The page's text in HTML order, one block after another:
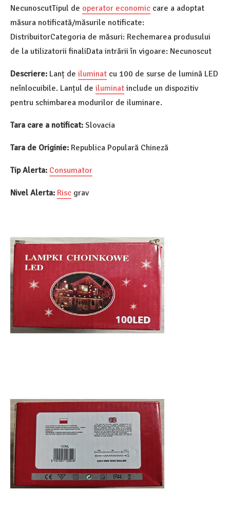
NecunoscutTipul de operator economic care a adoptat
măsura notificată/măsurile notificate:
DistribuitorCategoria de măsuri: Rechemarea produsului
de la utilizatorii finaliData intrării în vigoare: Necunoscut
Descriere: Lanț de iluminat cu 100 de surse de lumină LED
neînlocuibile. Lanțul de iluminat include un dispozitiv
pentru schimbarea modurilor de iluminare.
Tara care a notificat: Slovacia
Tara de Originie: Republica Populară Chineză
Tip Alerta: Consumator
Nivel Alerta: Risc grav